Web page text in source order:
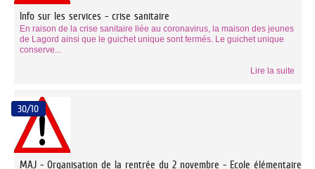
Info sur les services - crise sanitaire
En raison de la crise sanitaire liée au coronavirus, la maison des jeunes
de Lagord ainsi que le guichet unique sont fermés. Le guichet unique
conserve...
Lire la suite
30/10
MAJ - Organisation de la rentrée du 2 novembre - Ecole élémentaire